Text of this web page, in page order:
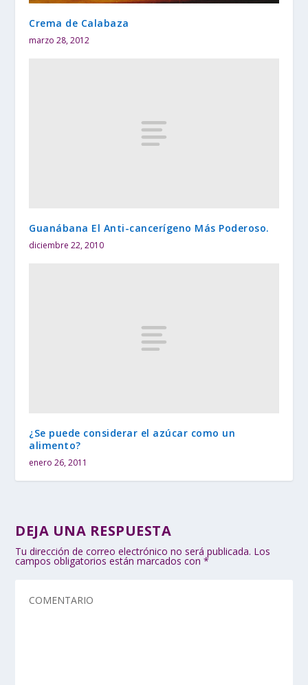
Crema de Calabaza
marzo 28, 2012
Guanábana El Anti-cancerígeno Más Poderoso.
diciembre 22, 2010
¿Se puede considerar el azúcar como un
alimento?
enero 26, 2011
DEJA UNA RESPUESTA
Tu dirección de correo electrónico no será publicada. Los
campos obligatorios están marcados con*